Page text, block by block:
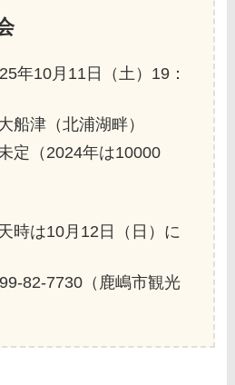
年10月11日（土）19：
船津（北浦湖畔）
定（2024年は10000
時は10月12日（日）に
82-7730（鹿嶋市観光